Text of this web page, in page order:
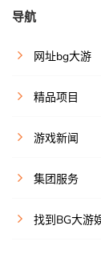
导航
网址bg大游
精品项目
游戏新闻
集团服务
找到BG大游